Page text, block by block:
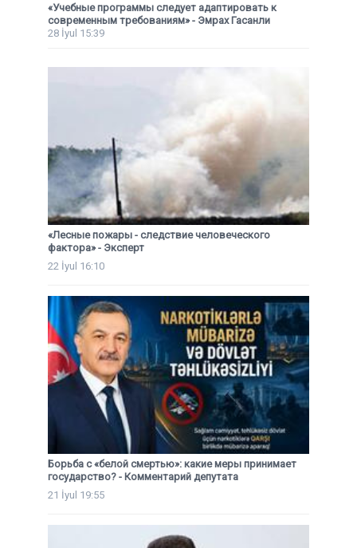
«Учебные программы следует адаптировать к
современным требованиям» - Эмрах Гасанли
28 İyul 15:39
«Лесные пожары - следствие человеческого
фактора» - Эксперт
22 İyul 16:10
Борьба с «белой смертью»: какие меры принимает
государство? - Комментарий депутата
21 İyul 19:55